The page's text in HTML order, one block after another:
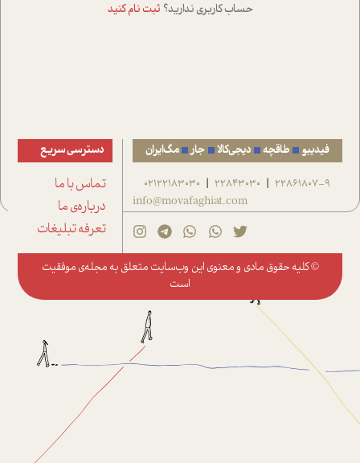
حساب کاربری ندارید؟ ثبت نام کنید
فیدیبو طاقچه دیجی‌کالا جار مگ‌ایران
22861807-9
|
22843030
|
02122183030
info@movafaghiat.com
دسترسی سریع
تماس با ما
درباره‌ی ما
تعرفه تبلیغات
© کلیه حقوق مادی و معنوی این وب‌سایت متعلق به مجله‌ی موفقیت
است